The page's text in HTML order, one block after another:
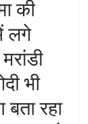
की
लगे
भी
रहा